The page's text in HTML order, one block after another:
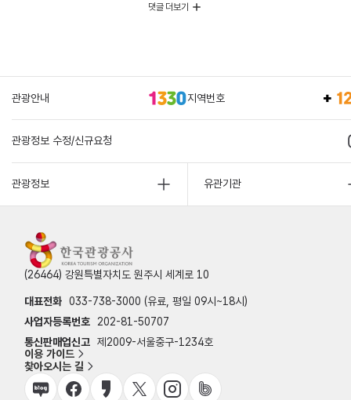
댓글 더보기
관광안내 지역번호
관광정보 수정/신규요청
관광정보 유관기관
(26464) 강원특별자치도 원주시 세계로 10
대표전화 033-738-3000 (유료, 평일 09시~18시)
사업자등록번호
202-81-50707
통신판매업신고 제2009-서울중구-1234호
이용 가이드
찾아오시는 길